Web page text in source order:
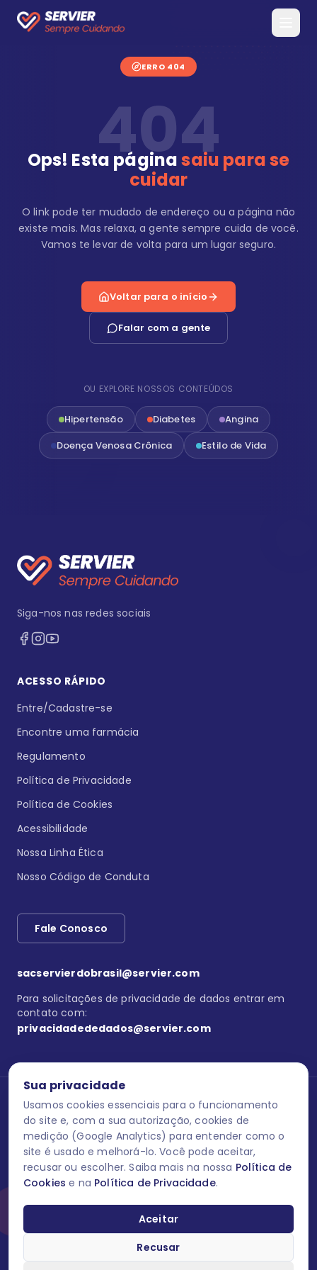
Sua privacidade
Usamos cookies essenciais para o funcionamento
do site e, com a sua autorização, cookies de
medição (Google Analytics) para entender como o
site é usado e melhorá-lo. Você pode aceitar,
recusar ou escolher. Saiba mais na nossa Política de
Cookies e na Política de Privacidade.
Aceitar
Recusar
ERRO 404
404
Ops! Esta páginasaiu para se
cuidar
O link pode ter mudado de endereço ou a página não
existe mais. Mas relaxa, a gente sempre cuida de você.
Vamos te levar de volta para um lugar seguro.
Voltar para o início
Falar com a gente
OU EXPLORE NOSSOS CONTEÚDOS
Hipertensão Diabetes
Angina
Doença Venosa Crônica
Estilo de Vida
Siga-nos nas redes sociais
ACESSO RÁPIDO
Entre/Cadastre-se
Encontre uma farmácia
Regulamento
Política de Privacidade
Política de Cookies
Acessibilidade
Nossa Linha Ética
Nosso Código de Conduta
Fale Conosco
sacservierdobrasil@servier.com
Para solicitações de privacidade de dados entrar em
contato com:
privacidadededados@servier.com
Se estiver no programa semprecuidando, comunique aquiuma
reação adversa com os produtos Servier. Este site contém
informações para o público leigo e para os profissionais de saúde
do Brasil habilitados a prescrever medicamentos. M-AS ONE-BR-
202606-00013 / Agosto 2026.
O laboratório Servier do Brasil respeita os seus dados! Caso deseje
dados pessoais você pode fazê-lo a qualquer momento entrando
em contato através do site www.semprecuidando.com.br na opção
fale conosco.